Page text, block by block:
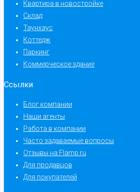
Квартира в новостройке
Склад
Таунхаус
Коттедж
Паркинг
Коммерческое здание
Ссылки
Блог компании
Наши агенты
Работа в компании
Часто задаваемые вопросы
Отзывы на Flamp.ru
Для продавцов
Для покупателей